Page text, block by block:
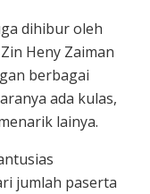
dihibur oleh
Heny Zaiman
berbagai
ada kulas,
lainya.
jumlah paserta